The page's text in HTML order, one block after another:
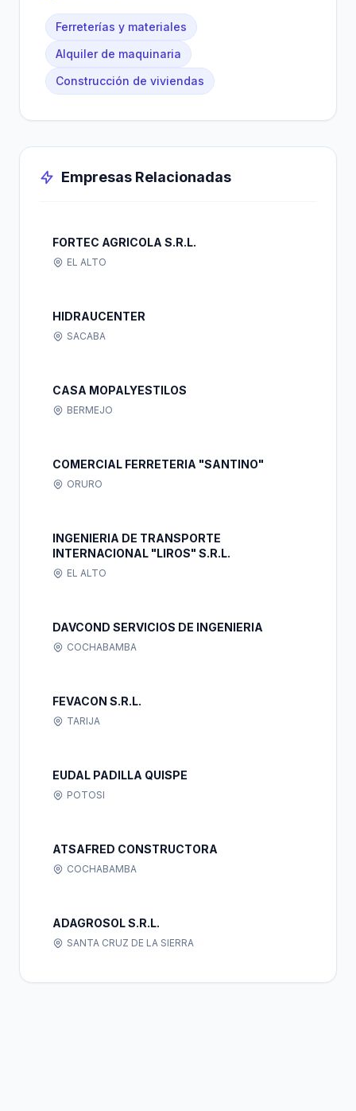
Ferreterías y materiales
Alquiler de maquinaria
Construcción de viviendas
Empresas Relacionadas
FORTEC AGRICOLA S.R.L.
EL ALTO
HIDRAUCENTER
SACABA
CASA MOPALYESTILOS
BERMEJO
COMERCIAL FERRETERIA "SANTINO"
ORURO
INGENIERIA DE TRANSPORTE
INTERNACIONAL "LIROS" S.R.L.
EL ALTO
DAVCOND SERVICIOS DE INGENIERIA
COCHABAMBA
FEVACON S.R.L.
TARIJA
EUDAL PADILLA QUISPE
POTOSI
ATSAFRED CONSTRUCTORA
COCHABAMBA
ADAGROSOL S.R.L.
SANTA CRUZ DE LA SIERRA